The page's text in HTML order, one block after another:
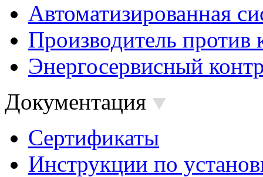
Автоматизированная
Производитель против
Энергосервисный
Документация
Сертификаты
Инструкции по